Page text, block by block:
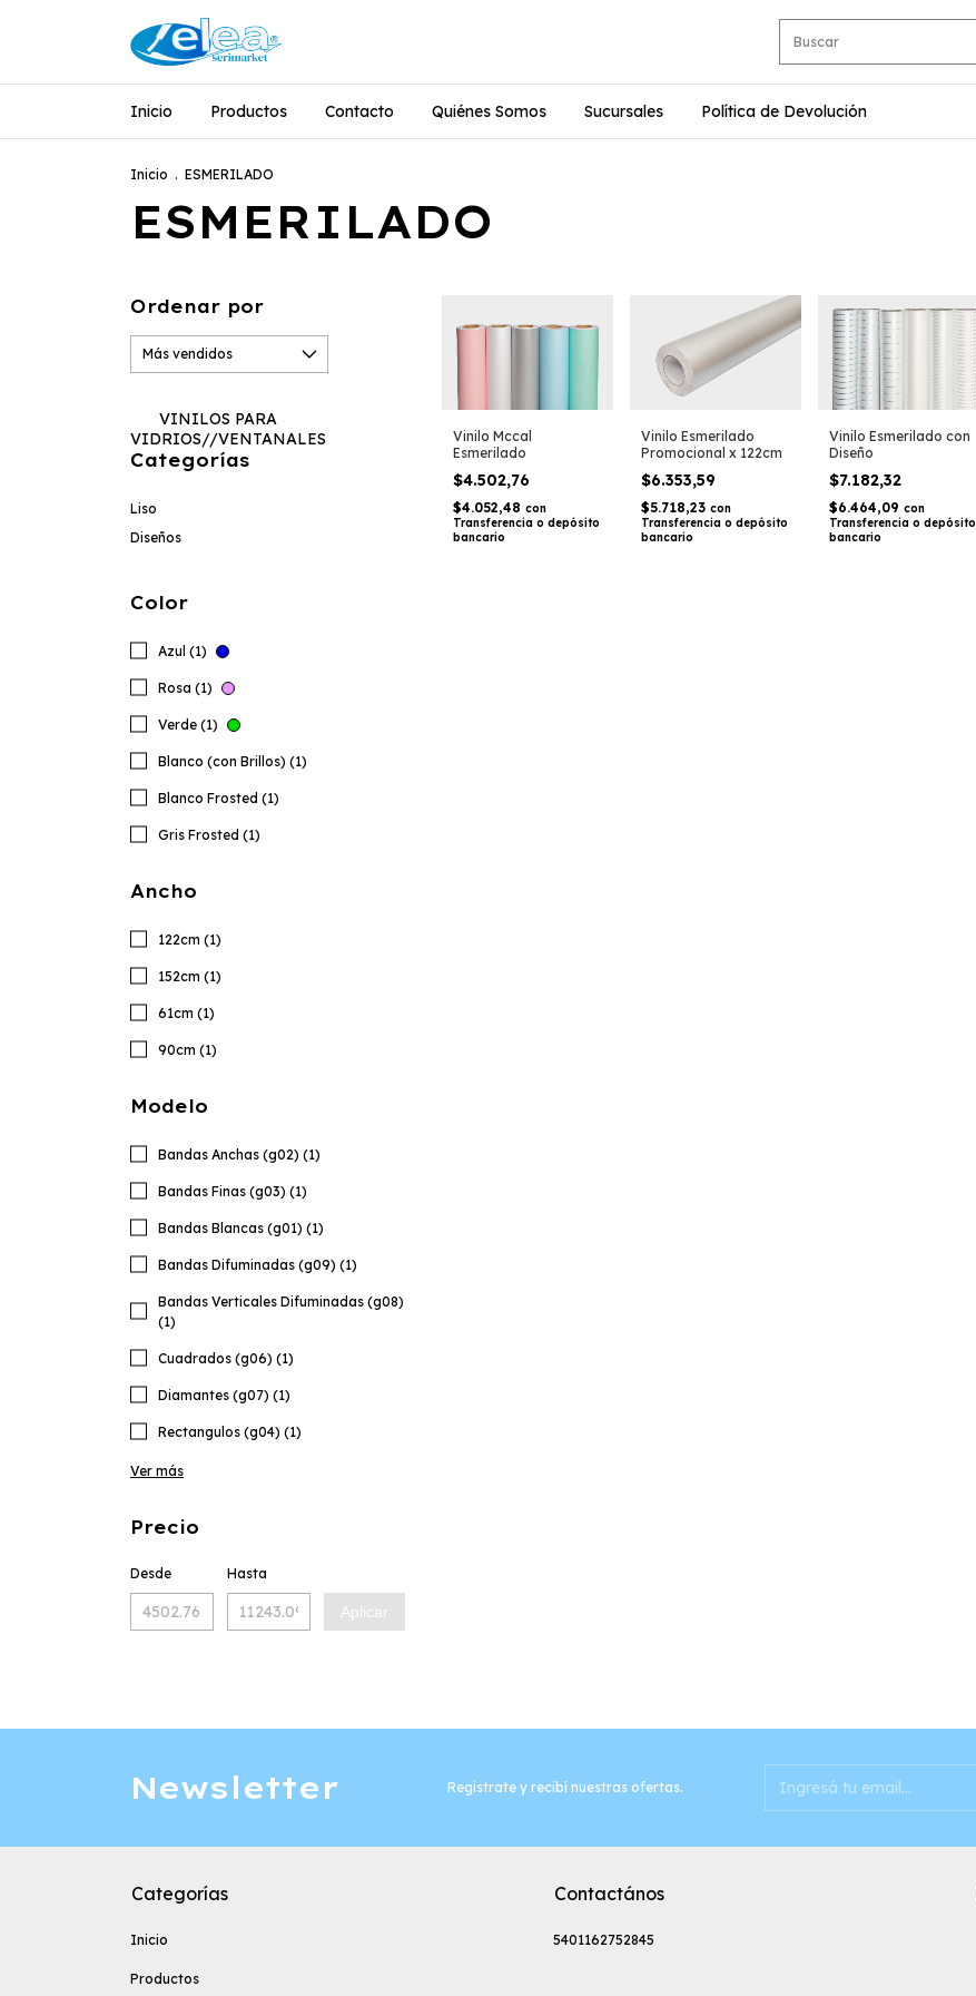
Inicio Productos Contacto Quiénes Somos Sucursales Política de Devolución
Inicio . ESMERILADO
ESMERILADO
Ordenar por
VINILOS PARA
VIDRIOS//VENTANALES
Categorías
Liso
Diseños
Color
Azul (1)
Rosa (1)
Verde (1)
Blanco (con Brillos) (1)
Blanco Frosted (1)
Gris Frosted (1)
Ancho
122cm (1)
152cm (1)
61cm (1)
90cm (1)
Modelo
Bandas Anchas (g02) (1)
Bandas Finas (g03) (1)
Bandas Blancas (g01) (1)
Bandas Difuminadas (g09) (1)
Bandas Verticales Difuminadas (g08)
(1)
Cuadrados (g06) (1)
Diamantes (g07) (1)
Rectangulos (g04) (1)
Ver más
Precio
Desde Hasta
Aplicar
Vinilo Mccal
Esmerilado
$4.502,76
$4.052,48 con
Transferencia o depósito
bancario
Vinilo Esmerilado
Promocional x 122cm
$6.353,59
$5.718,23 con
Transferencia o depósito
bancario
Vinilo Esmerilado con
Diseño
$7.182,32
$6.464,09 con
Transferencia o depósito
bancario
Newsletter Registrate y recibí nuestras ofertas.
Categorías
Inicio
Productos
Contactános
5401162752845